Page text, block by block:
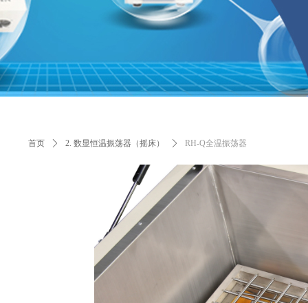
首页 ꄲ 2. 数显恒温振荡器（摇床） ꄲ RH-Q全温振荡器